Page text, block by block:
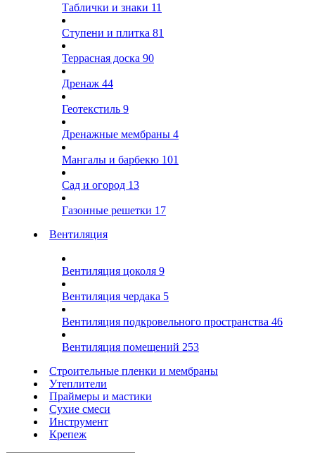
Таблички и знаки 11
Ступени и плитка 81
Террасная доска 90
Дренаж 44
Геотекстиль 9
Дренажные мембраны 4
Мангалы и барбекю 101
Сад и огород 13
Газонные решетки 17
Вентиляция
Вентиляция цоколя 9
Вентиляция чердака 5
Вентиляция подкровельного пространства 46
Вентиляция помещений 253
Строительные пленки и мембраны
Утеплители
Праймеры и мастики
Сухие смеси
Инструмент
Крепеж